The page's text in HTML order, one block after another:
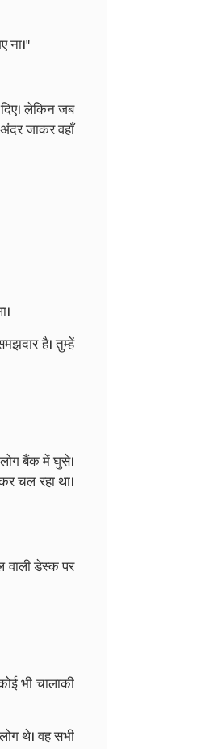
ना।"
लेकिन जब
जाकर वहाँ
है। तुम्हें
बैंक में घुसे।
चल रहा था।
वाली डेस्क पर
भी चालाकी
थे। वह सभी